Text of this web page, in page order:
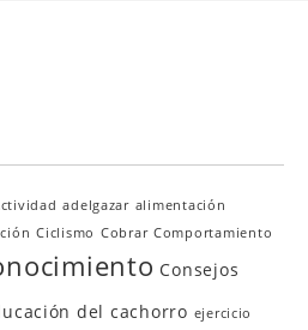
adelgazar alimentación
Ciclismo Cobrar Comportamiento
Consejos
del cachorro ejercicio